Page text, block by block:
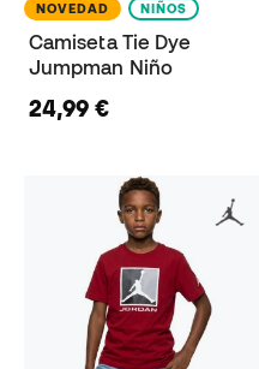
NOVEDAD NIÑOS
Camiseta Tie Dye
Jumpman Niño
24,99 €